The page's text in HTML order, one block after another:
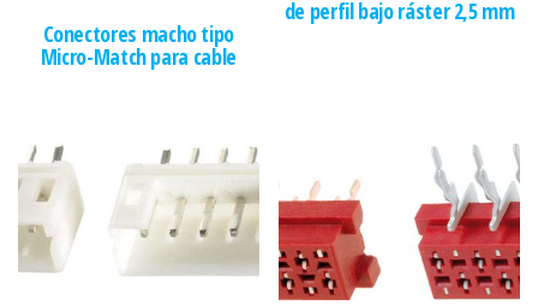
Conectores macho tipo
Micro-Match para cable
de perfil bajo ráster 2,5 mm